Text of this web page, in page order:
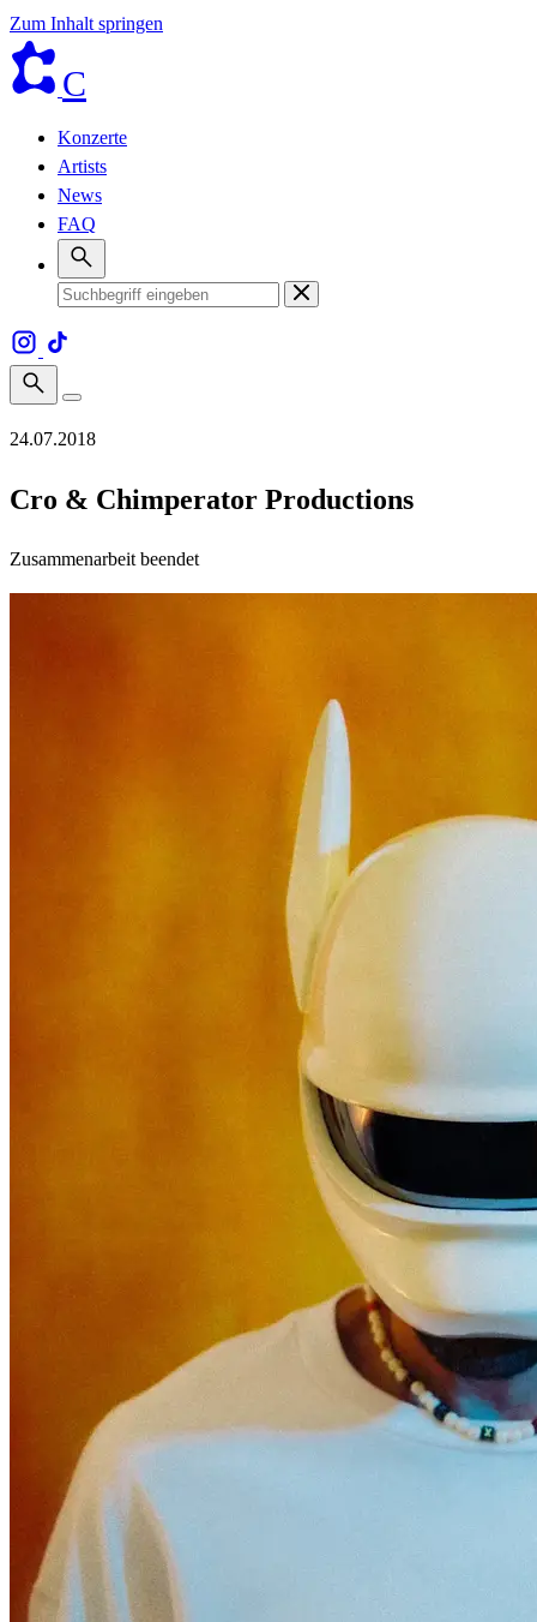
Zum Inhalt springen
C
Konzerte
Artists
News
FAQ
24.07.2018
Cro & Chimperator Productions
Zusammenarbeit beendet